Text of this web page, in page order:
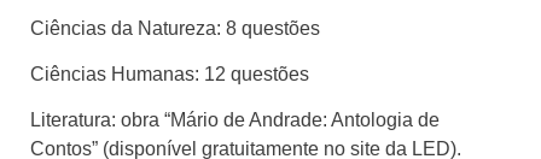
Ciências da Natureza: 8 questões
Ciências Humanas: 12 questões
Literatura: obra “Mário de Andrade: Antologia de
Contos” (disponível gratuitamente no site da LED).